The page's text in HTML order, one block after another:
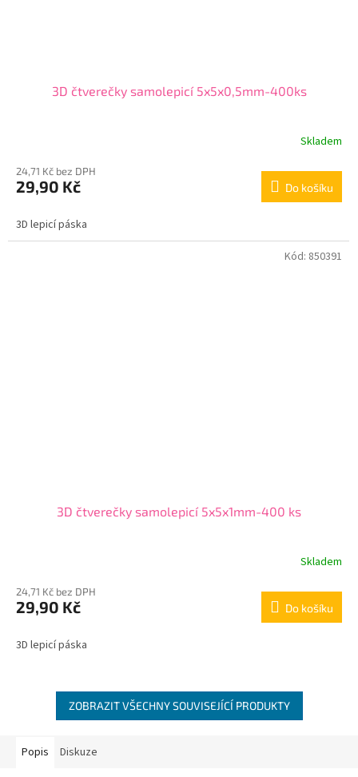
3D čtverečky samolepicí 5x5x0,5mm-400ks
Skladem
24,71 Kč bez DPH
29,90 Kč Do košíku
3D lepicí páska
3D čtverečky samolepicí 5x5x1mm-400 ks
Skladem
24,71 Kč bez DPH
29,90 Kč Do košíku
3D lepicí páska
Kód: 850391
ZOBRAZIT VŠECHNY SOUVISEJÍCÍ PRODUKTY
Popis Diskuze